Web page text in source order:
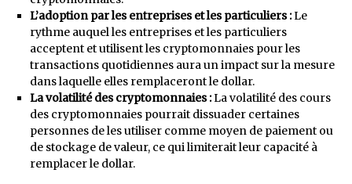
L’adoption par les entreprises et les particuliers :Le
rythme auquel les entreprises et les particuliers
acceptent et utilisent les cryptomonnaies pour les
transactions quotidiennes aura un impact sur la mesure
dans laquelle elles remplaceront le dollar.
La volatilité des cryptomonnaies :La volatilité des cours
des cryptomonnaies pourrait dissuader certaines
personnes de les utiliser comme moyen de paiement ou
de stockage de valeur, ce qui limiterait leur capacité à
remplacer le dollar.